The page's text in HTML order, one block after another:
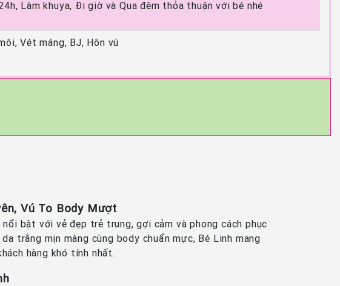
Làm khuya, Đi giờ và Qua đêm thỏa thuận với bé nhé
Vét máng, BJ, Hôn vú
Vú To Body Mượt
nổi bật với vẻ đẹp trẻ trung, gợi cảm và phong cách phục
trắng mịn màng cùng body chuẩn mực, Bé Linh mang
hàng khó tính nhất.